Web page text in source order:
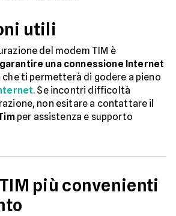
utili
del modem TIM è
garantire una connessione Internet
che ti permetterà di godere a pieno
. Se incontri difficoltà
non esitare a contattare il
per assistenza e supporto
più convenienti